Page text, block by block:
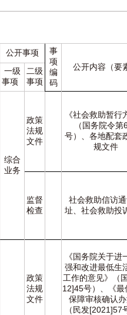
公开事项
事
项
编
码
公开内容（要
一级
事项
二级
事项
综合
业务
政策
法规
文件
《社会救助暂行
（国务院令第
号）、各地配套
规文件
监督
检查
社会救助信访
址、社会救助投
政策
法规
文件
《国务院关于进
强和改进最低生
工作的意见》（
12]45号）、《最
保障审核确认办
（民发[2021]57